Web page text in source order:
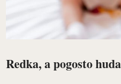
Redka, a pogosto